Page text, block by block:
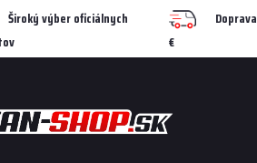
Široký výber oficiálnych
€